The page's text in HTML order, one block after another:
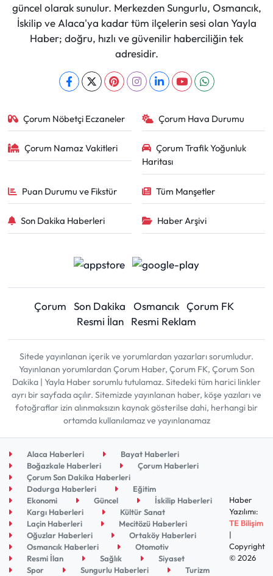
güncel olarak sunulur. Merkezden Sungurlu, Osmancık,
İskilip ve Alaca'ya kadar tüm ilçelerin sesi olan Yayla
Haber; doğru, hızlı ve güvenilir haberciliğin tek
adresidir.
Çorum Nöbetçi Eczaneler Çorum Hava Durumu
Çorum Namaz Vakitleri
Çorum Trafik Yoğunluk
Haritası
Puan Durumu ve Fikstür Tüm Manşetler
Son Dakika Haberleri Haber Arşivi
Çorum Son Dakika Osmancık Çorum FK
Resmi İlan
Resmi Reklam
Sitede yayınlanan içerik ve yorumlardan yazarları sorumludur.
Yayınlanan yorumlardan Çorum Haber, Çorum FK, Çorum Son
Dakika | Yayla Haber sorumlu tutulamaz. Sitedeki tüm harici linkler
ayrı bir sayfada açılır. Sitemizde yayınlanan haber, köşe yazıları ve
fotoğraflar izin alınmaksızın kaynak gösterilse dahi, herhangi bir
ortamda kullanılamaz ve yayınlanamaz
Alaca Haberleri
Bayat Haberleri
Boğazkale Haberleri
Çorum Haberleri
Çorum Son Dakika Haberleri
Dodurga Haberleri
Eğitim
Ekonomi
Güncel
İskilip Haberleri
Kargı Haberleri
Kültür Sanat
Laçin Haberleri
Mecitözü Haberleri
Oğuzlar Haberleri
Ortaköy Haberleri
Osmancık Haberleri
Otomotiv
Resmi İlan
Sağlık
Siyaset
Spor
Sungurlu Haberleri Turizm
Haber
Yazılımı:
TE Bilişim
|
Copyright
© 2026